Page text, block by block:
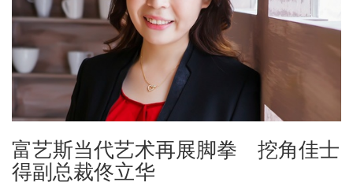
富艺斯当代艺术再展脚拳 挖角佳士
得副总裁佟立华